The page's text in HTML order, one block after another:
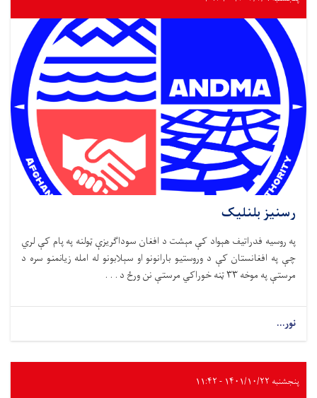
رسنیز بلنلیک
په روسیه فدراتیف هېواد کې مېشت د افغان سوداګریزې ټولنه په پام کې لري
چې په افغانستان کې د وروستیو بارانونو او سېلابونو له امله زیانمنو سره د
مرستې په موخه ۳۳ ټنه خوراکي مرستې نن ورځ د . . .
نور...
پنجشنبه ۱۴۰۱/۱۰/۲۲ - ۱۱:۴۲